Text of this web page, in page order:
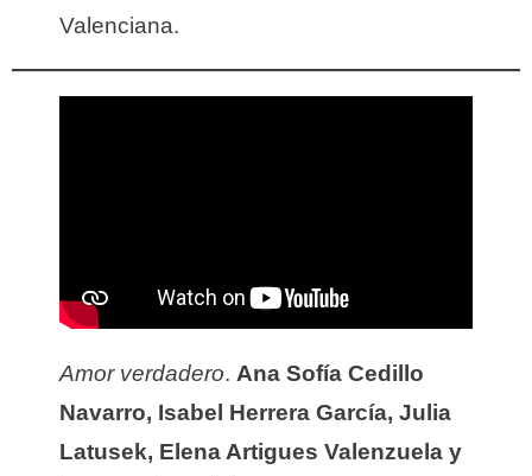
Valenciana.
Amor verdadero. Ana Sofía Cedillo
Navarro, Isabel Herrera García, Julia
Latusek, Elena Artigues Valenzuela y